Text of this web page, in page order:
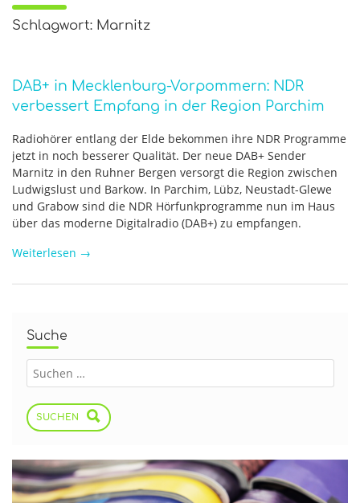
Schlagwort: Marnitz
DAB+ in Mecklenburg-Vorpommern: NDR
verbessert Empfang in der Region Parchim
Radiohörer entlang der Elde bekommen ihre NDR Programme
jetzt in noch besserer Qualität. Der neue DAB+ Sender
Marnitz in den Ruhner Bergen versorgt die Region zwischen
Ludwigslust und Barkow. In Parchim, Lübz, Neustadt-Glewe
und Grabow sind die NDR Hörfunkprogramme nun im Haus
über das moderne Digitalradio (DAB+) zu empfangen.
Weiterlesen →
Suche
SUCHEN